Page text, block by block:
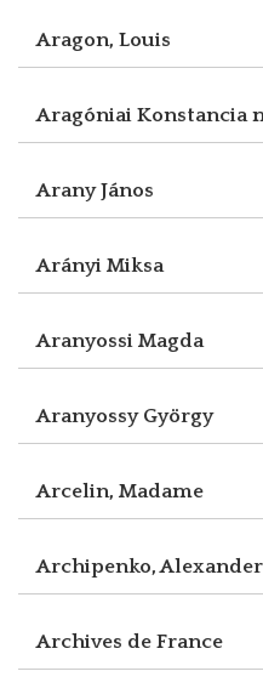
Aragon, Louis
Aragóniai Konstancia
Arany János
Arányi Miksa
Aranyossi Magda
Aranyossy György
Arcelin, Madame
Archipenko, Alexander
Archives de France